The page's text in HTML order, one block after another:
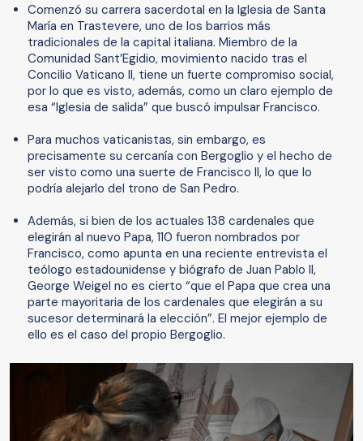
Comenzó su carrera sacerdotal en la Iglesia de Santa
María en Trastevere, uno de los barrios más
tradicionales de la capital italiana. Miembro de la
Comunidad Sant’Egidio, movimiento nacido tras el
Concilio Vaticano II, tiene un fuerte compromiso social,
por lo que es visto, además, como un claro ejemplo de
esa “Iglesia de salida” que buscó impulsar Francisco.
Para muchos vaticanistas, sin embargo, es
precisamente su cercanía con Bergoglio y el hecho de
ser visto como una suerte de Francisco II, lo que lo
podría alejarlo del trono de San Pedro.
Además, si bien de los actuales 138 cardenales que
elegirán al nuevo Papa, 110 fueron nombrados por
Francisco, como apunta en una reciente entrevista el
teólogo estadounidense y biógrafo de Juan Pablo II,
George Weigel no es cierto “que el Papa que crea una
parte mayoritaria de los cardenales que elegirán a su
sucesor determinará la elección”. El mejor ejemplo de
ello es el caso del propio Bergoglio.